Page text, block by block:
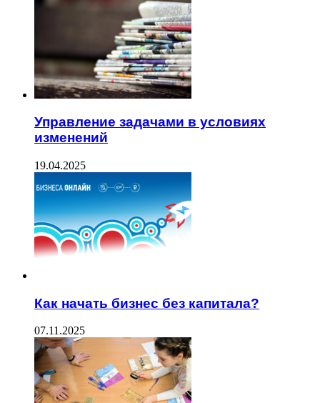
Управление задачами в условиях
изменений
19.04.2025
Как начать бизнес без капитала?
07.11.2025